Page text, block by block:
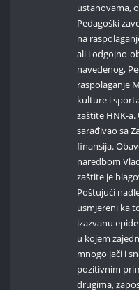
ustanovama,
Pedagoški
na
ali i odgojno-
navedenog,
raspolaganje
kulture i
zaštite HNK-
sarađivao sa
finansija.
naredbom
zaštite je
Poštujući
usmjereni ka
izazvanu
u kojem
mnogo jači i
pozitivnim
drugima,